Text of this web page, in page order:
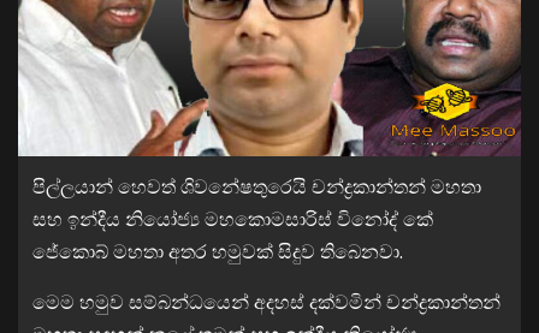
පිල්ලයාන් හෙවත් ශිවනේෂතුරෙයි චන්ද්‍රකාන්තන් මහතා
සහ ඉන්දීය නියෝජ්‍ය මහකොමසාරිස් විනෝද් කේ
ජේකොබ් මහතා අතර හමුවක් සිදුව තිබෙනවා.
මෙම හමුව සම්බන්ධයෙන් අදහස් දක්වමින් චන්ද්‍රකාන්තන්